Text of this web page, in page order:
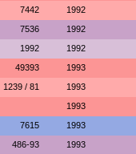
7442 1992
7536 1992
1992 1992
49393 1993
1239 / 81 1993
1993
7615 1993
486-93 1993